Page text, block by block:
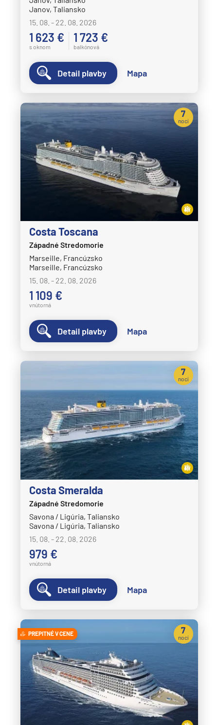
Janov, Taliansko
15. 08. - 22. 08. 2026
1 623 €
s oknom
1 723 €
balkónová
Detail plavby Mapa
Costa Toscana
Západné Stredomorie
Marseille, Francúzsko
Marseille, Francúzsko
15. 08. - 22. 08. 2026
1 109 €
vnútorná
7
nocí
Detail plavby Mapa
Costa Smeralda
Západné Stredomorie
Savona / Ligúria, Taliansko
Savona / Ligúria, Taliansko
15. 08. - 22. 08. 2026
979 €
vnútorná
7
nocí
Detail plavby Mapa
PREPITNÉ V CENE 7
nocí